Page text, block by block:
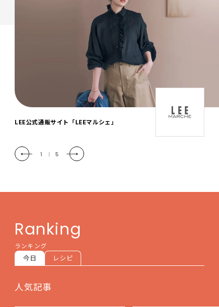
「LEE DAYS」本物志向にときめく。大人カ
2 | 5
Ranking
ランキング
今日 レシピ
人気記事